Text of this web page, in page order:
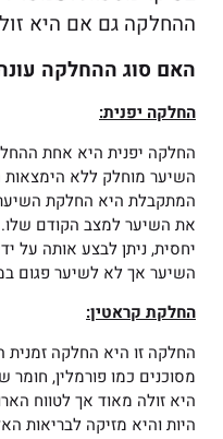
ההחלקה גם אם היא
האם סוג ההחלקה
החלקה יפנית:
החלקה יפנית היא אחת
השיער מוחלק ללא
המתקבלת היא החלקת השיער
את השיער למצב הקודם
יחסית, ניתן לבצע אותה על
השיער אך לא לשיער פגום
החלקת קראטין:
החלקה זו היא החלקה
מסוכנים כמו פורמלין,
היא זולה מאוד אך לטווח
היות והיא מזיקה לבריאות